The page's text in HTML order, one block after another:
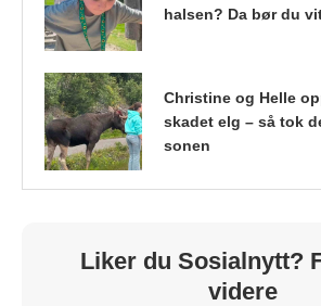
halsen? Da bør du
Christine og Helle
skadet elg – så tok
sonen
Liker du Sosialnytt?
videre